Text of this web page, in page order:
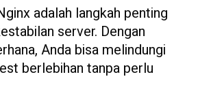
adalah langkah penting
server. Dengan
Anda bisa melindungi
berlebihan tanpa perlu